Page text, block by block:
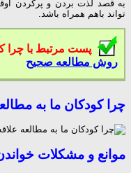
به قصد لذت بردن و پرکردن
تواند باهم همراه باشد.
پست مرتبط با چرا
روش مطالعه صحیح
چرا کودکان ما به
موانع و مشکلات